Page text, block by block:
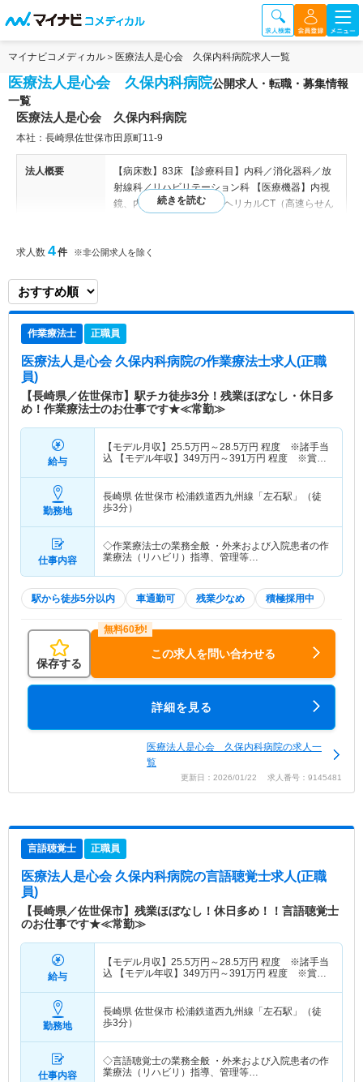
マイナビコメディカル 医療法人是心会 久保内科病院求人一覧
医療法人是心会 久保内科病院公開求人・転職・募集情報
一覧
医療法人是心会 久保内科病院
本社：長崎県佐世保市田原町11-9
法人概要
【病床数】83床 【診療科目】内科／消化器科／放
射線科／リハビリテーション科 【医療機器】内視
鏡、内視鏡下手術、CT、ヘリカルCT（高速らせん
置）、自動血液ガス分析、自動生化学分析、ホルタ
特色
応し、特に消化器科では消化管や肝臓の病気を専門
動機能障害の回復を目指し、理学療法士が患者の家
求人数 4件 ※非公開求人を除く
作業療法士 正職員
医療法人是心会 久保内科病院の作業療法士求人(正職
員)
【長崎県／佐世保市】駅チカ徒歩3分！残業ほぼなし・休日多
め！作業療法士のお仕事です★≪常勤≫
給与
【モデル月収】 25.5万円～28.5万円 程度 ※諸手当
込 【モデル年収】 349万円～391 万円 程度 ※賞与
勤務地
長崎県 佐世保市 松浦鉄道西九州線「左石駅」（徒
歩3分）
仕事内容
◇作業療法士の業務全般 ・外来および入院患者の作
業療法（リハビリ）指導、管理等…
駅から徒歩5分以内 車通勤可 残業少なめ 積極採用中
保存する
この求人を問い合わせる
詳細を見る
医療法人是心会 久保内科病院の求人一
覧
更新日：2026/01/22 求人番号：9145481
言語聴覚士 正職員
医療法人是心会 久保内科病院の言語聴覚士求人(正職
員)
【長崎県／佐世保市】残業ほぼなし！休日多め！！言語聴覚士
のお仕事です★≪常勤≫
給与
【モデル月収】 25.5万円～28.5万円 程度 ※諸手当
込 【モデル年収】 349万円～391 万円 程度 ※賞与
勤務地
長崎県 佐世保市 松浦鉄道西九州線「左石駅」（徒
歩3分）
仕事内容
◇言語聴覚士の業務全般 ・外来および入院患者の作
業療法（リハビリ）指導、管理等…